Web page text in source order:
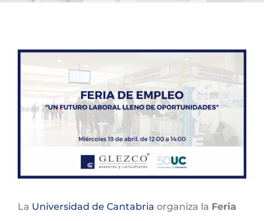
más
grande
La Universidad de Cantabria organiza la Feria